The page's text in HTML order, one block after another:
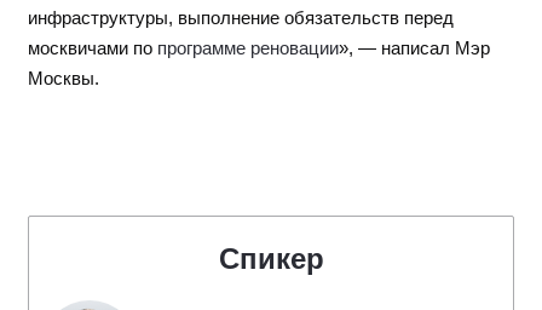
инфраструктуры, выполнение обязательств перед
москвичами по программе реновации», — написал Мэр
Москвы.
Спикер